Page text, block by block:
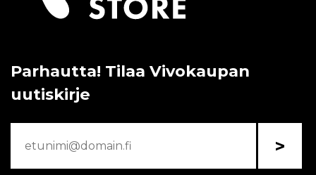
Parhautta! Tilaa Vivokaupan
uutiskirje
>